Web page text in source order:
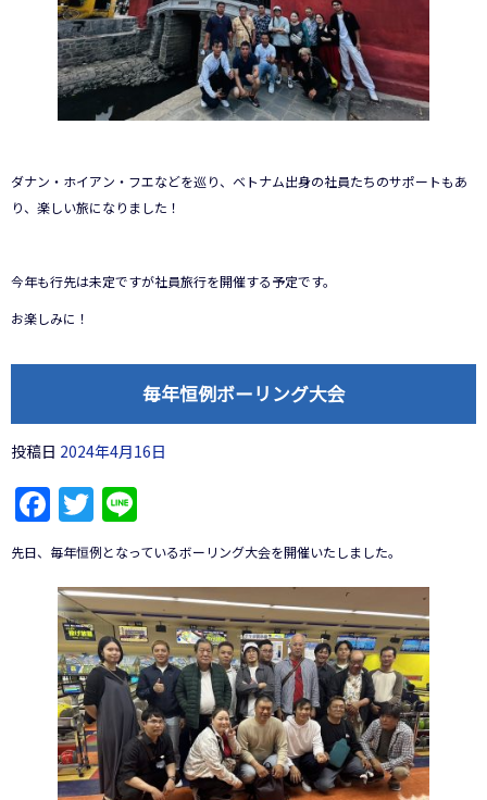
ダナン・ホイアン・フエなどを巡り、ベトナム出身の社員たちのサポートもあ
り、楽しい旅になりました！
今年も行先は未定ですが社員旅行を開催する予定です。
お楽しみに！
毎年恒例ボーリング大会
投稿日 2024年4月16日
Facebook
Twitter
先日、毎年恒例となっているボーリング大会を開催いたしました。